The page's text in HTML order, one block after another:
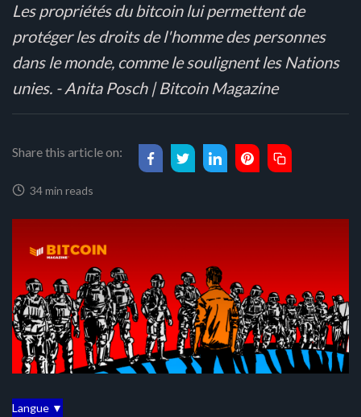
Les propriétés du bitcoin lui permettent de
protéger les droits de l'homme des personnes
dans le monde, comme le soulignent les Nations
unies. - Anita Posch | Bitcoin Magazine
Share this article on:
34 min reads
Langue ▼